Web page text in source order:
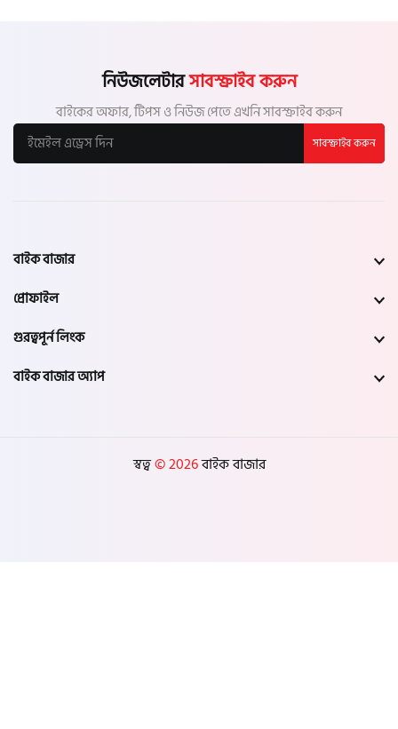
নিউজলেটারসাবস্ক্রাইব করুন
বাইকের অফার, টিপস ও নিউজ পেতে এখনি সাবস্ক্রাইব করুন
সাবস্ক্রাইব করুন
বাইক বাজার
প্রোফাইল
গুরত্বপূর্ন লিংক
বাইক বাজার অ্যাপ
স্বত্ব© 2026বাইক বাজার